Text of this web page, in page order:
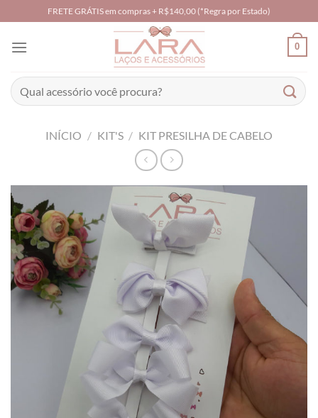
to
content
FRETE GRÁTIS em compras + R$140,00 (*Regra por Estado)
0
Pesquisar
por:
INÍCIO / KIT'S / KIT PRESILHA DE CABELO